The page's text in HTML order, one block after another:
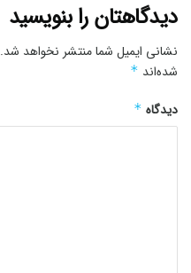
دیدگاهتان را بنویسید
نشانی ایمیل شما منتشر نخواهد شد.
شده‌اند *
دیدگاه *